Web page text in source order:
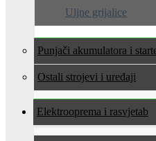
Uljne grijalice
Punjači akumulatora i
Ostali strojevi i uređaji
Elektrooprema i rasvjeta